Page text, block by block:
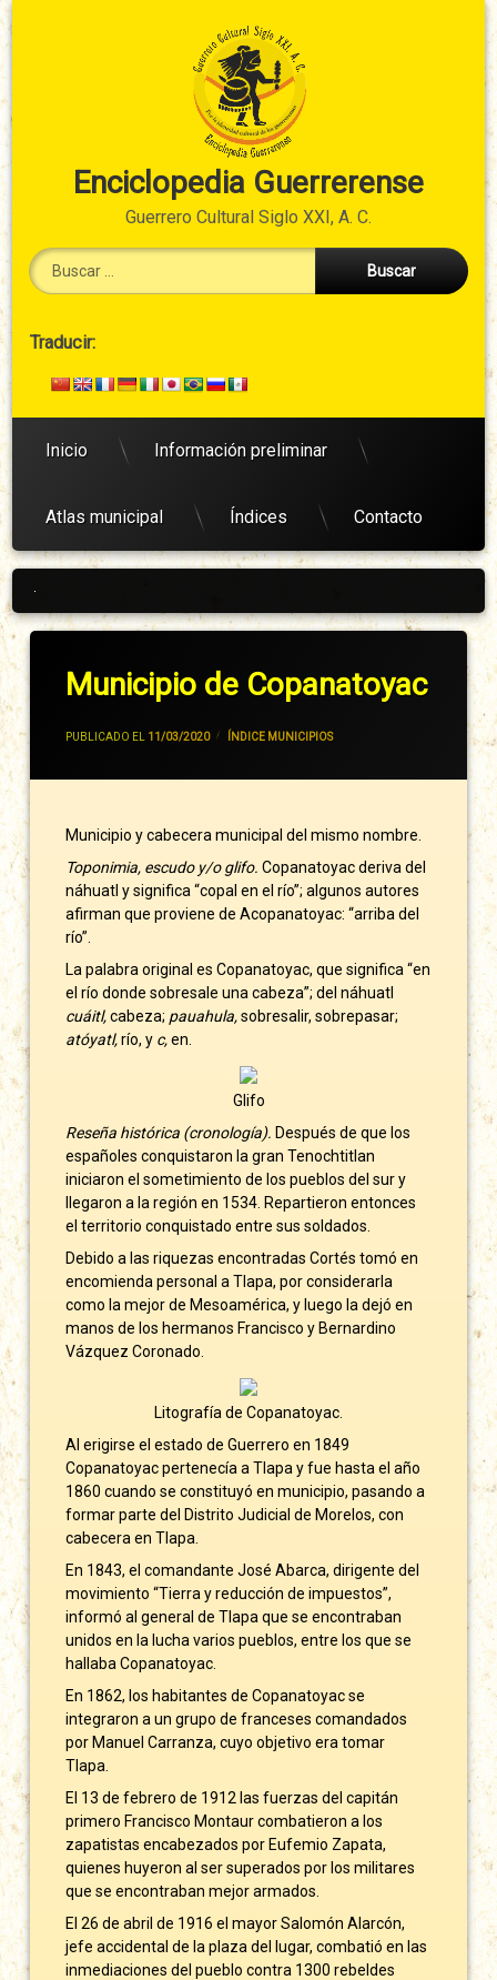
Enciclopedia Guerrerense
Guerrero Cultural Siglo XXI, A. C.
Cabecera
Secundario
Traducir:
Inicio Información preliminar
Atlas municipal Índices Contacto
Arriba
Municipio de Copanatoyac
PUBLICADO EL 11/03/2020
POR
CATEGORÍAS:
ÍNDICE MUNICIPIOS
Municipio y cabecera municipal del mismo nombre.
Toponimia, escudo y/o glifo.Copanatoyac deriva del
náhuatl y significa “copal en el río”; algunos autores
afirman que proviene de Acopanatoyac: “arriba del
río”.
La palabra original es Copanatoyac, que significa “en
el río donde sobresale una cabeza”; del náhuatl
cuáitl,cabeza; pauahula,sobresalir, sobrepasar;
atóyatl,río, y c,en.
Glifo
Reseña histórica (cronología). Después de que los
españoles conquistaron la gran Tenochtitlan
iniciaron el sometimiento de los pueblos del sur y
llegaron a la región en 1534. Repartieron entonces
el territorio conquistado entre sus soldados.
Debido a las riquezas encontradas Cortés tomó en
encomienda personal a Tlapa, por considerarla
como la mejor de Mesoamérica, y luego la dejó en
manos de los hermanos Francisco y Bernardino
Vázquez Coronado.
Litografía de Copanatoyac.
Al erigirse el estado de Guerrero en 1849
Copanatoyac pertenecía a Tlapa y fue hasta el año
1860 cuando se constituyó en municipio, pasando a
formar parte del Distrito Judicial de Morelos, con
cabecera en Tlapa.
En 1843, el comandante José Abarca, dirigente del
movimiento “Tierra y reducción de impuestos”,
informó al general de Tlapa que se encontraban
unidos en la lucha varios pueblos, entre los que se
hallaba Copanatoyac.
En 1862, los habitantes de Copanatoyac se
integraron a un grupo de franceses comandados
por Manuel Carranza, cuyo objetivo era tomar
Tlapa.
El 13 de febrero de 1912 las fuerzas del capitán
primero Francisco Montaur combatieron a los
zapatistas encabezados por Eufemio Zapata,
quienes huyeron al ser superados por los militares
que se encontraban mejor armados.
El 26 de abril de 1916 el mayor Salomón Alarcón,
jefe accidental de la plaza del lugar, combatió en las
inmediaciones del pueblo contra 1300 rebeldes